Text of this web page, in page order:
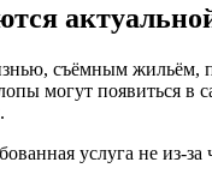
съёмным
могут появиться в
услуга не из-